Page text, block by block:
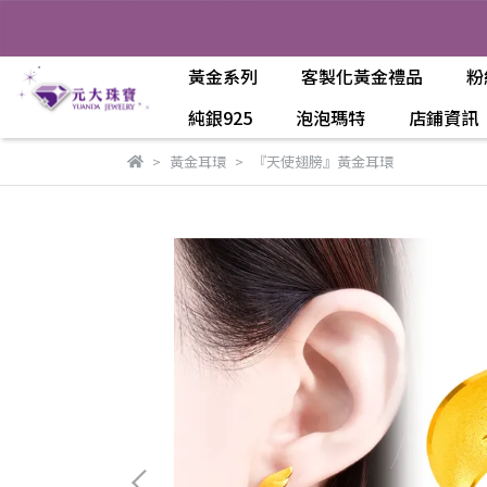
黃金系列 客製化黃金禮品
純銀925
泡泡瑪特 店鋪資訊
黃金耳環 『天使翅膀』黃金耳環